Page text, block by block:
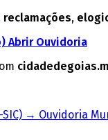
reclamações,
Abrir Ouvidoria
→ Ouvidoria